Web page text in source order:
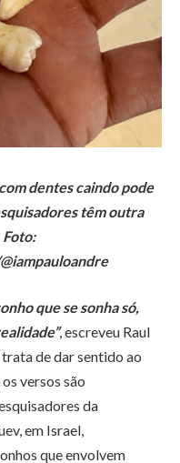
dentes caindo pode
têm outra
que se sonha só,
, escreveu Raul
trata de dar sentido ao
versos são
da
em Israel,
que envolvem